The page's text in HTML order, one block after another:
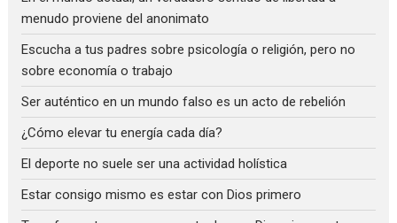
menudo proviene del anonimato
Escucha a tus padres sobre psicología o religión, pero no
sobre economía o trabajo
Ser auténtico en un mundo falso es un acto de rebelión
¿Cómo elevar tu energía cada día?
El deporte no suele ser una actividad holística
Estar consigo mismo es estar con Dios primero